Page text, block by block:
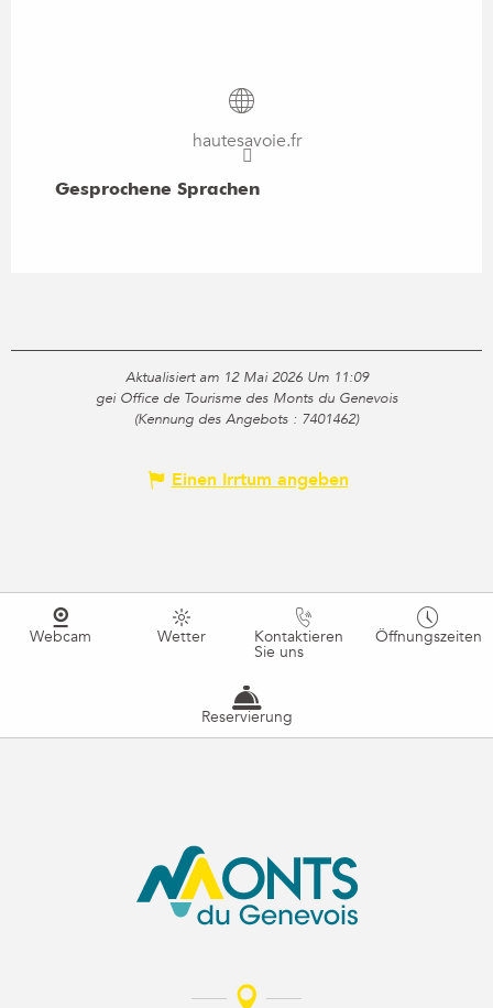
hautesavoie.fr
Gesprochene Sprachen
Gesprochene Sprachen
Aktualisiert am 12 Mai 2026 Um 11:09
gei Office de Tourisme des Monts du Genevois
(Kennung des Angebots : 7401462)
Einen Irrtum angeben
Webcam Wetter Kontaktieren
Sie uns
Öffnungszeiten
Reservierung